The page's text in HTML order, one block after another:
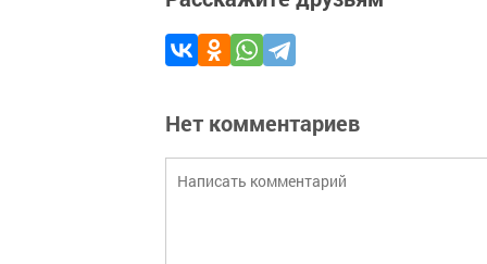
Нет комментариев